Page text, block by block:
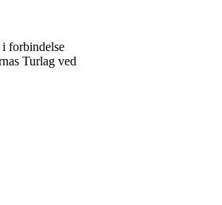
forbindelse
Turlag ved